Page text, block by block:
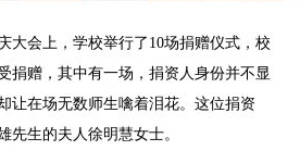
大会上，学校举行了10场捐赠仪式，校
捐赠，其中有一场，捐资人身份并不显
让在场无数师生噙着泪花。这位捐资
先生的夫人徐明慧女士。